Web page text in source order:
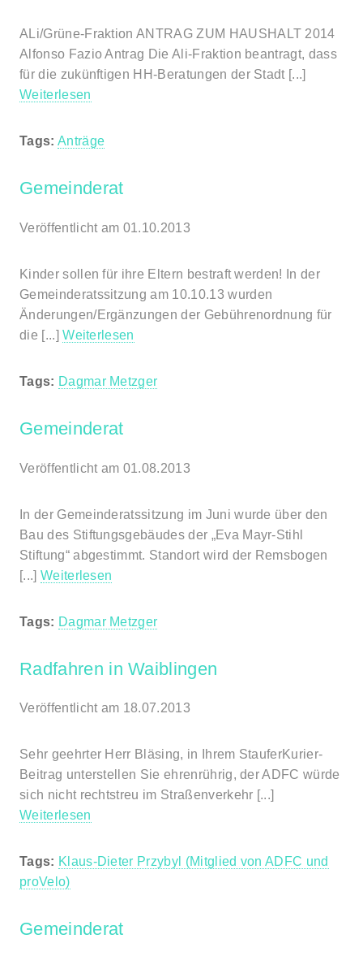
ALi/Grüne-Fraktion ANTRAG ZUM HAUSHALT 2014
Alfonso Fazio Antrag Die Ali-Fraktion beantragt, dass
für die zukünftigen HH-Beratungen der Stadt [...]
Weiterlesen
Tags: Anträge
Gemeinderat
Veröffentlicht am 01.10.2013
Kinder sollen für ihre Eltern bestraft werden! In der
Gemeinderatssitzung am 10.10.13 wurden
Änderungen/Ergänzungen der Gebührenordnung für
die [...]Weiterlesen
Tags: Dagmar Metzger
Gemeinderat
Veröffentlicht am 01.08.2013
In der Gemeinderatssitzung im Juni wurde über den
Bau des Stiftungsgebäudes der „Eva Mayr-Stihl
Stiftung“ abgestimmt. Standort wird der Remsbogen
[...] Weiterlesen
Tags: Dagmar Metzger
Radfahren in Waiblingen
Veröffentlicht am 18.07.2013
Sehr geehrter Herr Bläsing, in Ihrem StauferKurier-
Beitrag unterstellen Sie ehrenrührig, der ADFC würde
sich nicht rechtstreu im Straßenverkehr [...]
Weiterlesen
Tags: Klaus-Dieter Przybyl (Mitglied von ADFC und
proVelo)
Gemeinderat